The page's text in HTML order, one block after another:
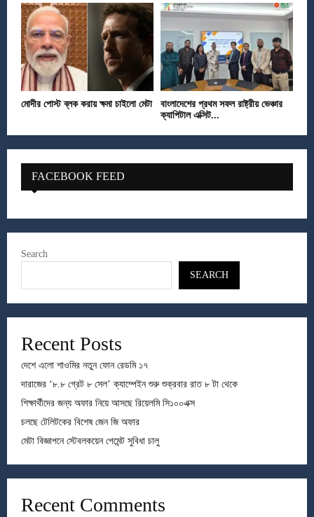
মোদীর পোস্ট ব্লক করায় ক্ষমা চাইলো মেটা
বাংলাদেশের প্রথম সফল রাষ্ট্রীয় ভেঞ্চার
ক্যাপিটাল এক্সিট...
FACEBOOK FEED
Search
SEARCH
Recent Posts
দেশে এলো শাওমির নতুন ফোন রেডমি ১৭
দারাজের ‘৮.৮ গ্রেট ৮ সেল’ ক্যাম্পেইন শুরু শুক্রবার রাত ৮ টা থেকে
শিক্ষার্থীদের জন্য অফার নিয়ে আসছে রিয়েলমি সি১০০এক্স
চলছে টেলিটকের বিশেষ জেন জি অফার
মেটা বিজ্ঞাপনে স্টেবলকয়েন পেমেন্ট সুবিধা চালু
Recent Comments